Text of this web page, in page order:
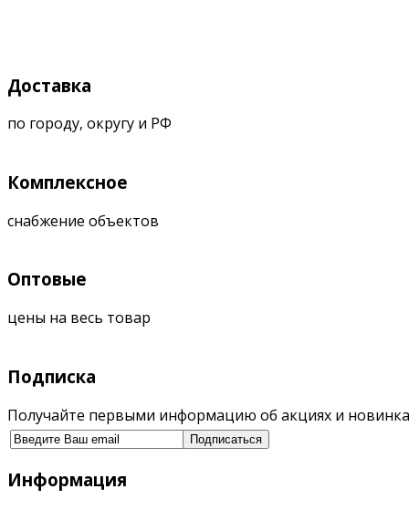
Доставка
по городу, округу и РФ
Комплексное
снабжение объектов
Оптовые
цены на весь товар
Подписка
Получайте первыми информацию об акциях и
Информация